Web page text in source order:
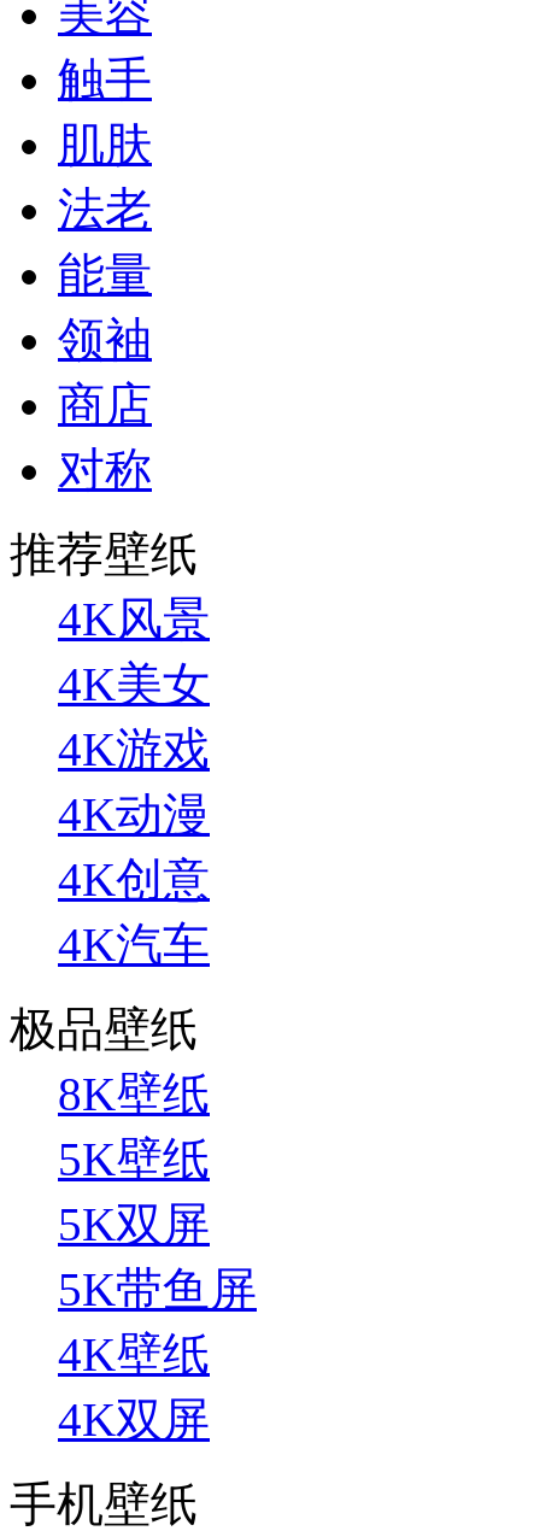
美容
触手
肌肤
法老
能量
领袖
商店
对称
推荐壁纸
4K风景
4K美女
4K游戏
4K动漫
4K创意
4K汽车
极品壁纸
8K壁纸
5K壁纸
5K双屏
5K带鱼屏
4K壁纸
4K双屏
手机壁纸